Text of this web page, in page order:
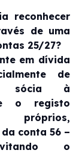
reconhecer
de uma
25/27?
em dívida
de
sócia à
o registo
próprios,
conta 56 –
o